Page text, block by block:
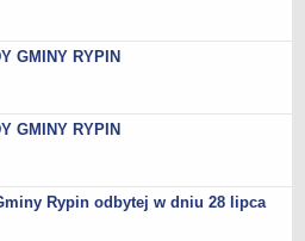
GMINY RYPIN
GMINY RYPIN
Rypin odbytej w dniu 28 lipca